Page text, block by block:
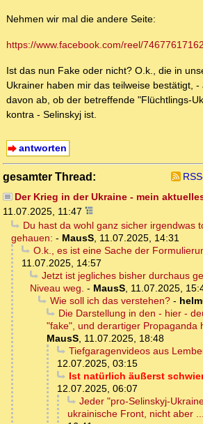
Nehmen wir mal die andere Seite:
https://www.facebook.com/reel/
Ist das nun Fake oder nicht? O.k., die in
Ukrainer haben mir das teilweise bestätigt,
davon ab, ob der betreffende "Flüchtlings-
kontra - Selinskyj ist.
antworten
gesamter Thread:
Der Krieg in der Ukraine - mein
11.07.2025, 11:47
Du hast da wohl ganz sicher irgendwas
gehauen: - MausS, 11.07.2025, 14:31
O.k., es ist eine Sache der
11.07.2025, 14:57
Jetzt ist jegliches bisher durchaus
Niveau weg. - MausS, 11.07.2025,
Wie soll ich das verstehen?-
Die Darstellung in den - hier -
"fake", und derartiger Propaganda
MausS, 11.07.2025, 18:48
Tiefgaragenvideos aus
12.07.2025, 03:15
Ist natürlich äußerst
12.07.2025, 06:07
Jeder "pro-Selinskyj-
ukrainische Front, nicht aber ...